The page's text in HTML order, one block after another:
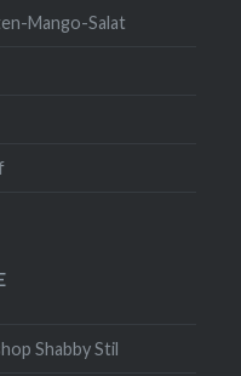
Mango-Salat
Shabby Stil